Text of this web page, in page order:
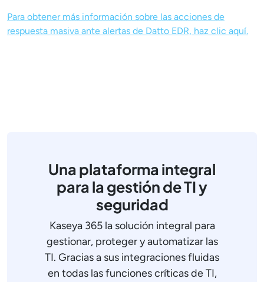
Para obtener más información sobre las acciones de
respuesta masiva ante alertas de Datto EDR, haz clic aquí.
Una plataforma integral
para la gestión de TI y
seguridad
Kaseya 365 la solución integral para
gestionar, proteger y automatizar las
TI. Gracias a sus integraciones fluidas
en todas las funciones críticas de TI,